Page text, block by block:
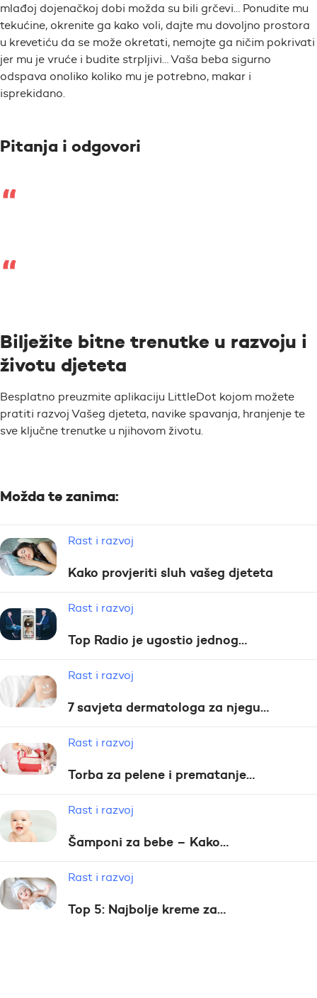
mlađoj dojenačkoj dobi možda su bili grčevi… Ponudite mu
tekućine, okrenite ga kako voli, dajte mu dovoljno prostora
u krevetiću da se može okretati, nemojte ga ničim pokrivati
jer mu je vruće i budite strpljivi… Vaša beba sigurno
odspava onoliko koliko mu je potrebno, makar i
isprekidano.
Pitanja i odgovori
Bilježite bitne trenutke u razvoju i
životu djeteta
Besplatno preuzmite aplikaciju LittleDot kojom možete
pratiti razvoj Vašeg djeteta, navike spavanja, hranjenje te
sve ključne trenutke u njihovom životu.
Možda te zanima:
Rast i razvoj
Kako provjeriti sluh vašeg djeteta
Rast i razvoj
Top Radio je ugostio jednog…
Rast i razvoj
7 savjeta dermatologa za njegu…
Rast i razvoj
Torba za pelene i prematanje…
Rast i razvoj
Šamponi za bebe – Kako…
Rast i razvoj
Top 5: Najbolje kreme za…